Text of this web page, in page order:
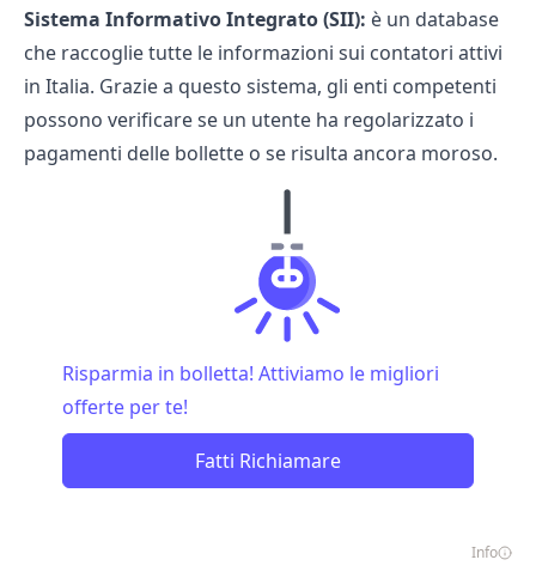
Sistema Informativo Integrato (SII): è un database
che raccoglie tutte le informazioni sui contatori attivi
in Italia. Grazie a questo sistema, gli enti competenti
possono verificare se un utente ha regolarizzato i
pagamenti delle bollette o se risulta ancora moroso.
Risparmia in bolletta! Attiviamo le migliori
offerte per te!
Fatti Richiamare
Info